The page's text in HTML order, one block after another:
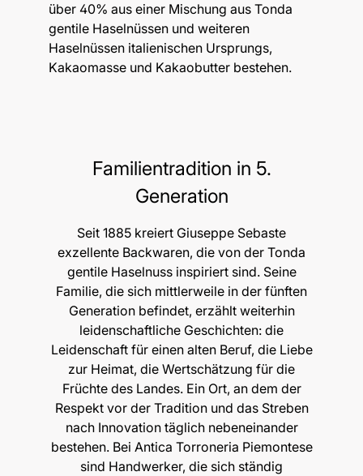
über 40% aus einer Mischung aus Tonda
gentile Haselnüssen und weiteren
Haselnüssen italienischen Ursprungs,
Kakaomasse und Kakaobutter bestehen.
Familientradition in 5.
Generation
Seit 1885 kreiert Giuseppe Sebaste
exzellente Backwaren, die von der Tonda
gentile Haselnuss inspiriert sind. Seine
Familie, die sich mittlerweile in der fünften
Generation befindet, erzählt weiterhin
leidenschaftliche Geschichten: die
Leidenschaft für einen alten Beruf, die Liebe
zur Heimat, die Wertschätzung für die
Früchte des Landes. Ein Ort, an dem der
Respekt vor der Tradition und das Streben
nach Innovation täglich nebeneinander
bestehen. Bei Antica Torroneria Piemontese
sind Handwerker, die sich ständig